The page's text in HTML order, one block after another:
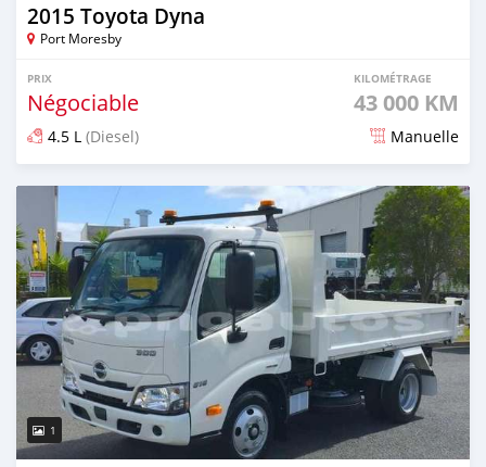
2015 Toyota Dyna
Port Moresby
PRIX
Négociable
KILOMÉTRAGE
43 000 KM
4.5 L (Diesel) Manuelle
Publié il y a environ 5 ans
1